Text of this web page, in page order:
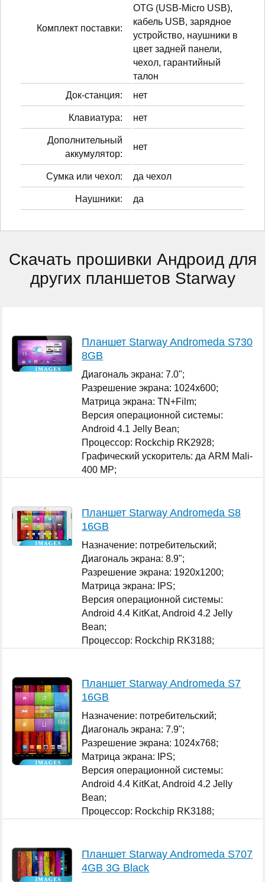
Комплект поставки:
OTG (USB-Micro USB),
кабель USB, зарядное
устройство, наушники в
цвет задней панели,
чехол, гарантийный
талон
Док-станция:
нет
Клавиатура: нет
Дополнительный
аккумулятор:
нет
Сумка или чехол: да чехол
Наушники: да
Скачать прошивки Андроид для
других планшетов Starway
Планшет Starway Andromeda S730
8GB
Диагональ экрана: 7.0";
Разрешение экрана: 1024x600;
Матрица экрана: TN+Film;
Версия операционной системы:
Android 4.1 Jelly Bean;
Процессор: Rockchip RK2928;
Графический ускоритель: да ARM Mali-
400 MP;
Планшет Starway Andromeda S8
16GB
Назначение: потребительский;
Диагональ экрана: 8.9";
Разрешение экрана: 1920x1200;
Матрица экрана: IPS;
Версия операционной системы:
Android 4.4 KitKat, Android 4.2 Jelly
Bean;
Процессор: Rockchip RK3188;
...
Планшет Starway Andromeda S7
16GB
Назначение: потребительский;
Диагональ экрана: 7.9";
Разрешение экрана: 1024x768;
Матрица экрана: IPS;
Версия операционной системы:
Android 4.4 KitKat, Android 4.2 Jelly
Bean;
Процессор: Rockchip RK3188;
...
Планшет Starway Andromeda S707
4GB 3G Black